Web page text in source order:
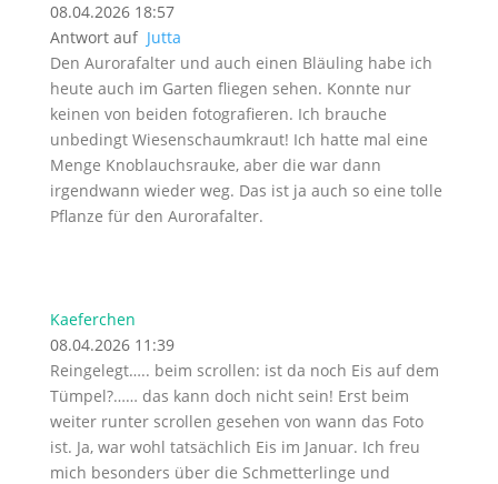
08.04.2026 18:57
Antwort auf Jutta
Den Aurorafalter und auch einen Bläuling habe ich
heute auch im Garten fliegen sehen. Konnte nur
keinen von beiden fotografieren. Ich brauche
unbedingt Wiesenschaumkraut! Ich hatte mal eine
Menge Knoblauchsrauke, aber die war dann
irgendwann wieder weg. Das ist ja auch so eine tolle
Pflanze für den Aurorafalter.
Kaeferchen
08.04.2026 11:39
Reingelegt….. beim scrollen: ist da noch Eis auf dem
Tümpel?…… das kann doch nicht sein! Erst beim
weiter runter scrollen gesehen von wann das Foto
ist. Ja, war wohl tatsächlich Eis im Januar. Ich freu
mich besonders über die Schmetterlinge und